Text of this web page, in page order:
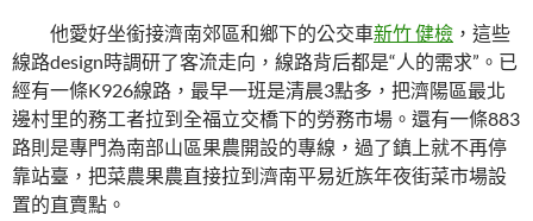
他愛好坐銜接濟南郊區和鄉下的公交車新竹 健檢 ，這些
線路design時調研了客流走向，線路背后都是“人的需求”。已
經有一條K926線路，最早一班是清晨3點多，把濟陽區最北
邊村里的務工者拉到全福立交橋下的勞務市場。還有一條883
路則是專門為南部山區果農開設的專線，過了鎮上就不再停
靠站臺，把菜農果農直接拉到濟南平易近族年夜街菜市場設
置的直賣點。